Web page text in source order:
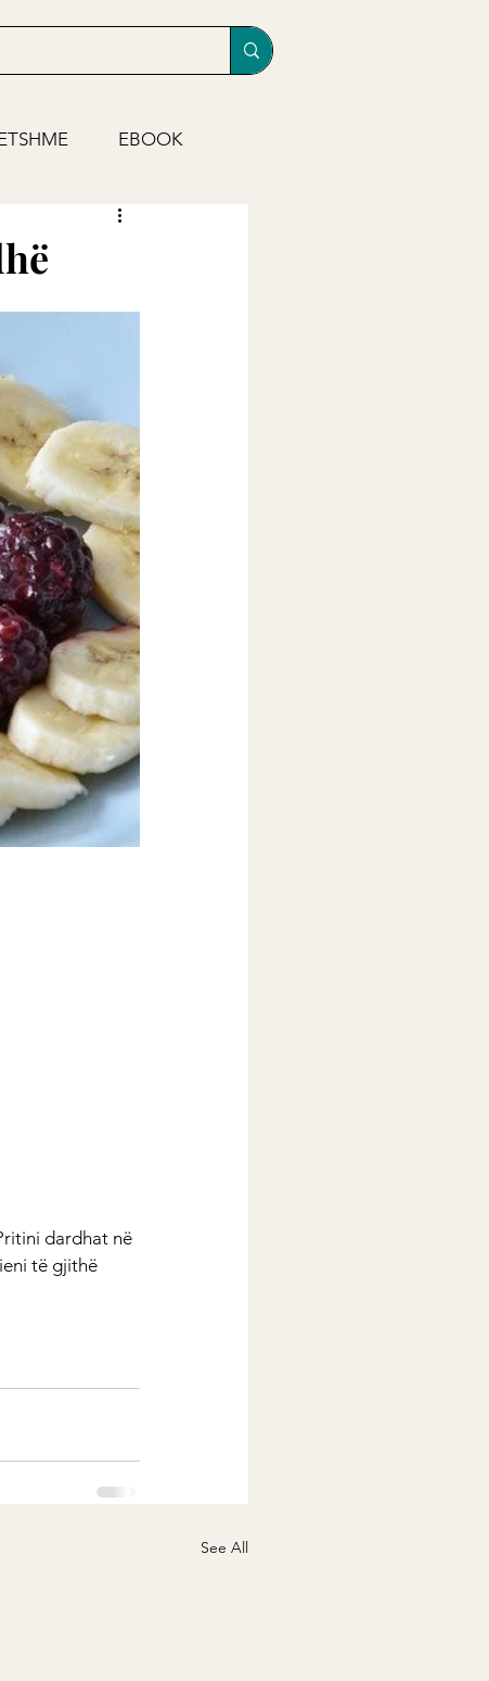
EBOOK
dardhat në
të gjithë
See All